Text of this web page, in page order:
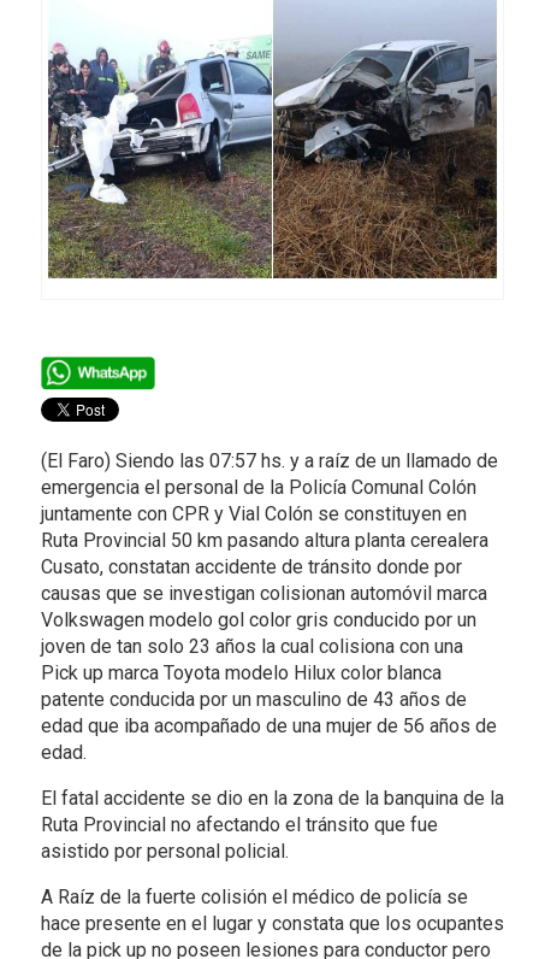
(El Faro) Siendo las 07:57 hs. y a raíz de un llamado de
emergencia el personal de la Policía Comunal Colón
juntamente con CPR y Vial Colón se constituyen en
Ruta Provincial 50 km pasando altura planta cerealera
Cusato, constatan accidente de tránsito donde por
causas que se investigan colisionan automóvil marca
Volkswagen modelo gol color gris conducido por un
joven de tan solo 23 años la cual colisiona con una
Pick up marca Toyota modelo Hilux color blanca
patente conducida por un masculino de 43 años de
edad que iba acompañado de una mujer de 56 años de
edad.
El fatal accidente se dio en la zona de la banquina de la
Ruta Provincial no afectando el tránsito que fue
asistido por personal policial.
A Raíz de la fuerte colisión el médico de policía se
hace presente en el lugar y constata que los ocupantes
de la pick up no poseen lesiones para conductor pero